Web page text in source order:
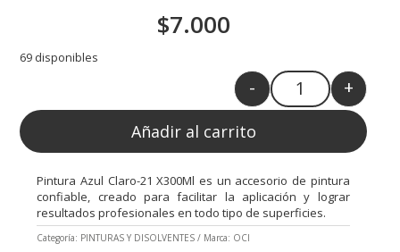
$7.000
69 disponibles
Quantity
- +
Añadir al carrito
Pintura Azul Claro-21 X300Ml es un accesorio de pintura
confiable, creado para facilitar la aplicación y lograr
resultados profesionales en todo tipo de superficies.
Categoría: PINTURAS Y DISOLVENTES Marca: OCI